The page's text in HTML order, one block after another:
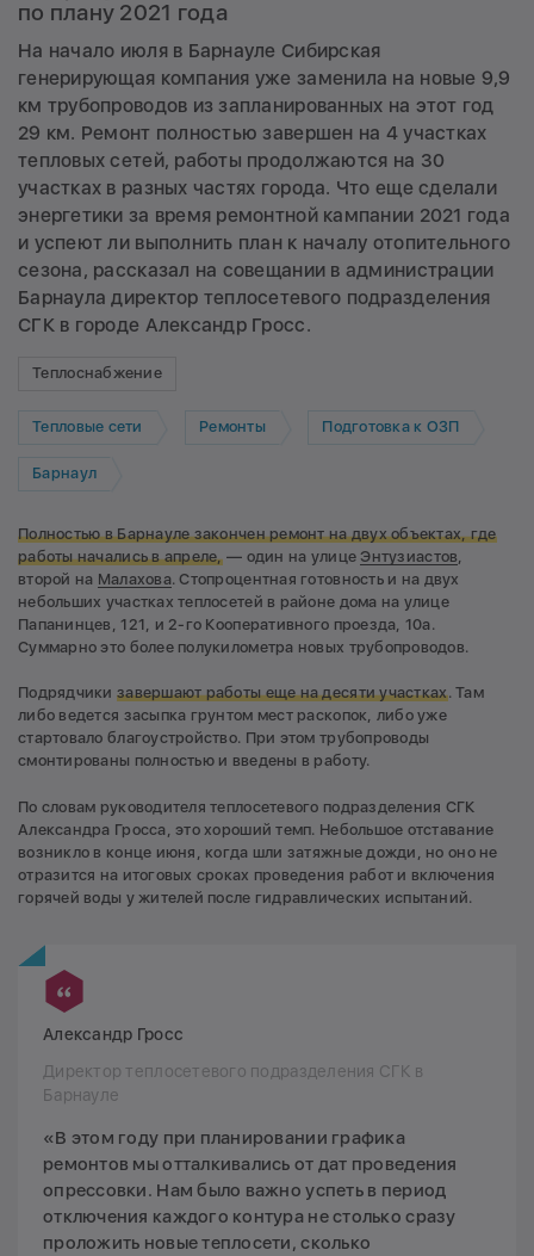
по плану 2021 года
На начало июля в Барнауле Сибирская
генерирующая компания уже заменила на новые 9,9
км трубопроводов из запланированных на этот год
29 км. Ремонт полностью завершен на 4 участках
тепловых сетей, работы продолжаются на 30
участках в разных частях города. Что еще сделали
энергетики за время ремонтной кампании 2021 года
и успеют ли выполнить план к началу отопительного
сезона, рассказал на совещании в администрации
Барнаула директор теплосетевого подразделения
СГК в городе Александр Гросс.
Теплоснабжение
Тепловые сети Ремонты Подготовка к ОЗП
Барнаул
Полностью в Барнауле закончен ремонт на двух объектах, где
работы начались в апреле,— один на улице Энтузиастов
второй на Малахова. Стопроцентная готовность и на двух
небольших участках теплосетей в районе дома на улице
Папанинцев, 121, и 2-го Кооперативного проезда, 10а.
Суммарно это более полукилометра новых трубопроводов.
Подрядчики завершают работы еще на десяти участках. Там
либо ведется засыпка грунтом мест раскопок, либо уже
стартовало благоустройство. При этом трубопроводы
смонтированы полностью и введены в работу.
По словам руководителя теплосетевого подразделения СГК
Александра Гросса, это хороший темп. Небольшое отставание
возникло в конце июня, когда шли затяжные дожди, но оно не
отразится на итоговых сроках проведения работ и включения
горячей воды у жителей после гидравлических испытаний.
Александр Гросс
Директор теплосетевого подразделения СГК в
Барнауле
«В этом году при планировании графика
ремонтов мы отталкивались от дат проведения
опрессовки. Нам было важно успеть в период
отключения каждого контура не столько сразу
проложить новые теплосети, сколько